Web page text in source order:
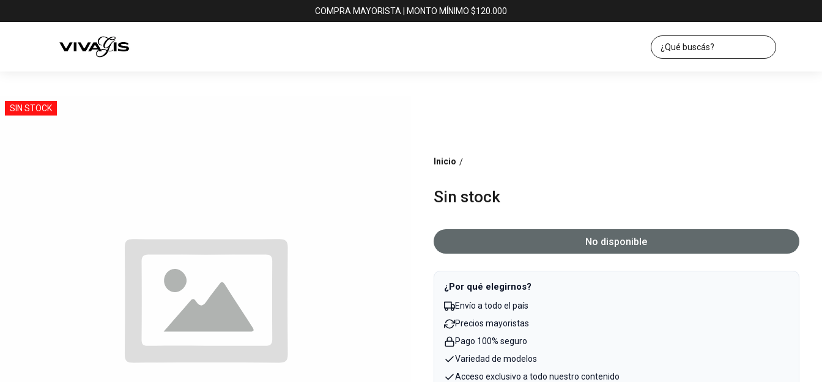
COMPRA MAYORISTA | MONTO MÍNIMO $120.000
SIN STOCK
Inicio /
Sin stock
No disponible
¿Por qué elegirnos?
Envío a todo el país
Precios mayoristas
Pago 100% seguro
Variedad de modelos
Acceso exclusivo a todo nuestro contenido